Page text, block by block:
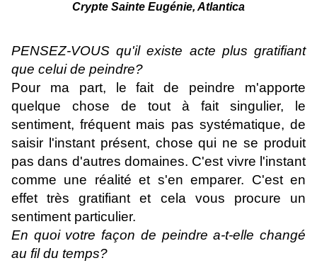
Crypte Sainte Eugénie, Atlantica
PENSEZ-VOUS qu'il existe acte plus gratifiant
que celui de peindre?
Pour ma part, le fait de peindre m'apporte
quelque chose de tout à fait singulier, le
sentiment, fréquent mais pas systématique, de
saisir l'instant présent, chose qui ne se produit
pas dans d'autres domaines. C'est vivre l'instant
comme une réalité et s'en emparer. C'est en
effet très gratifiant et cela vous procure un
sentiment particulier.
En quoi votre façon de peindre a-t-elle changé
au fil du temps?